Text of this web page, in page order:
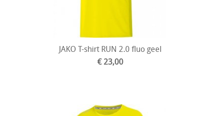
JAKO T-shirt RUN 2.0 fluo geel
€ 23,00